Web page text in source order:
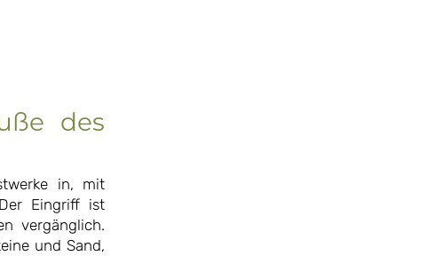
des
in, mit
Eingriff ist
vergänglich.
und Sand,